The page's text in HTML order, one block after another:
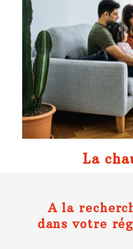
La
A la
dans votre